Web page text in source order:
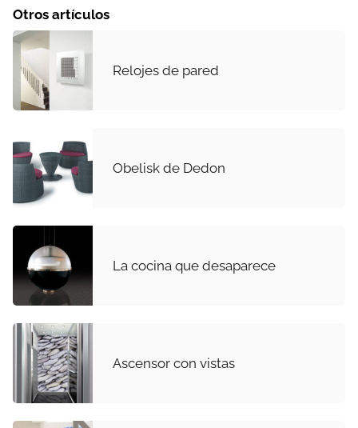
Otros artículos
Relojes de pared
Obelisk de Dedon
La cocina que desaparece
Ascensor con vistas